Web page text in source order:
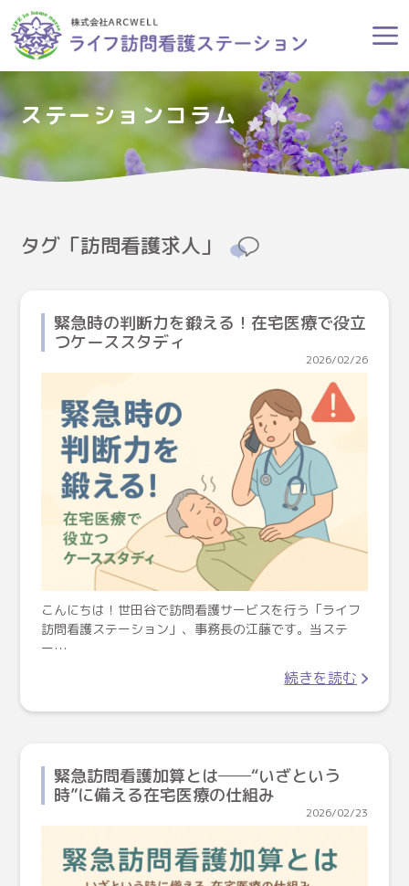
ステーションコラム
タグ「訪問看護求人」
緊急時の判断力を鍛える！在宅医療で役立
つケーススタディ
2026/02/26
こんにちは！世田谷で訪問看護サービスを行う「ライフ
訪問看護ステーション」、事務長の江藤です。当ステ
ー…
続きを読む
緊急訪問看護加算とは──“いざという
時”に備える在宅医療の仕組み
2026/02/23